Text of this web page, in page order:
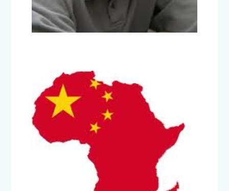
TITULARES 18 de junio de 2012